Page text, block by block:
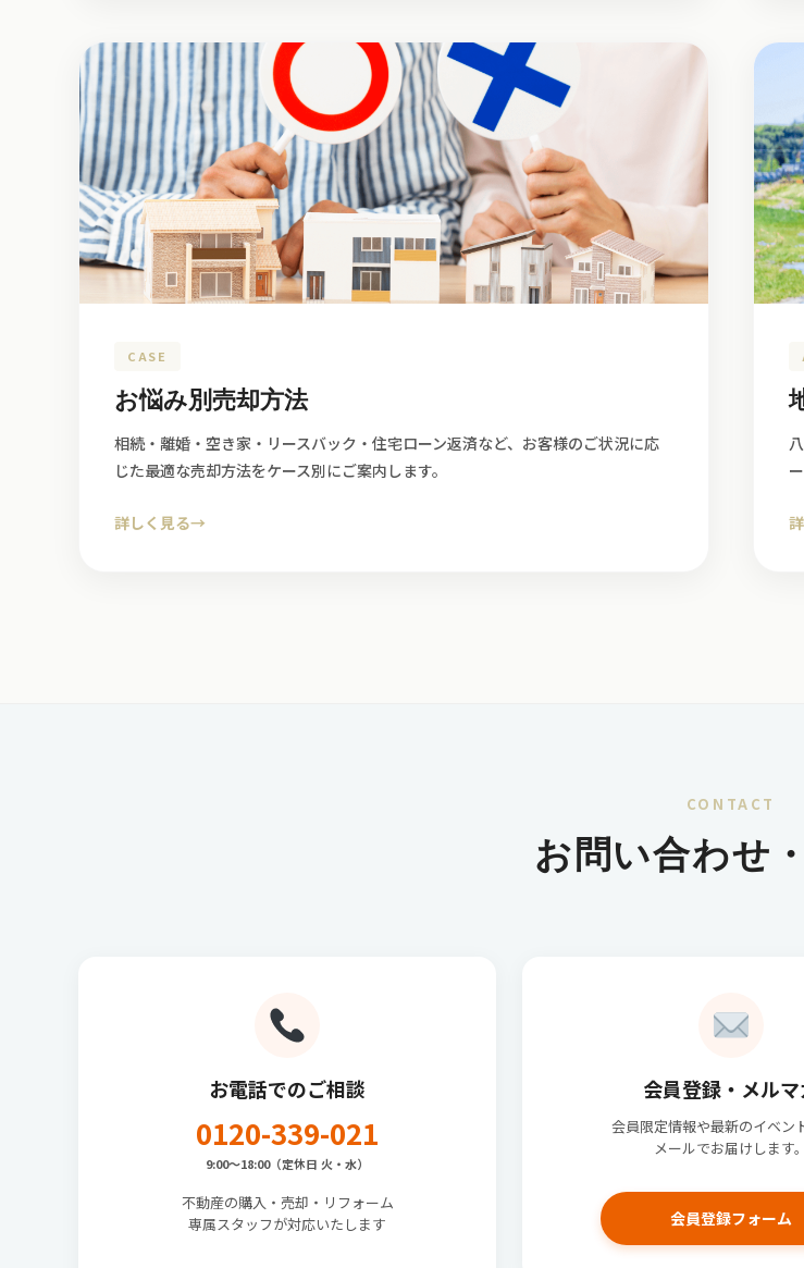
CASE
お悩み別売却方法
相続・離婚・空き家・リースバック・住宅ローン返済など、お客様のご状況に応
じた最適な売却方法をケース別にご案内します。
詳しく見る→
CONTACT
お問い合わせ
お電話でのご相談
0120-339-021
9:00〜18:00（定休日 火・水）
不動産の購入・売却・リフォーム
専属スタッフが対応いたします
会員登録・メルマ
会員限定情報や最新のイベン
メールでお届けします。
会員登録フォーム